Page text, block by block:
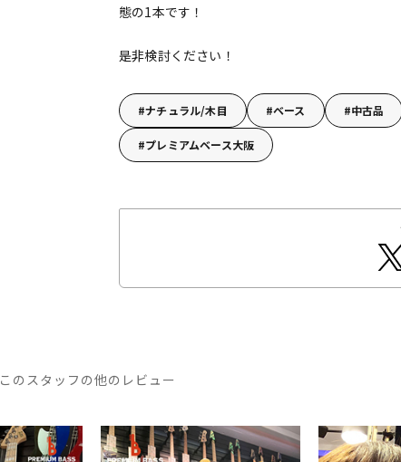
態の1本です！
是非検討ください！
ナチュラル/木目 ベース 中古品
プレミアムベース大阪
このスタッフの他のレビュー